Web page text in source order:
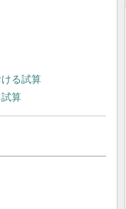
る試算
算